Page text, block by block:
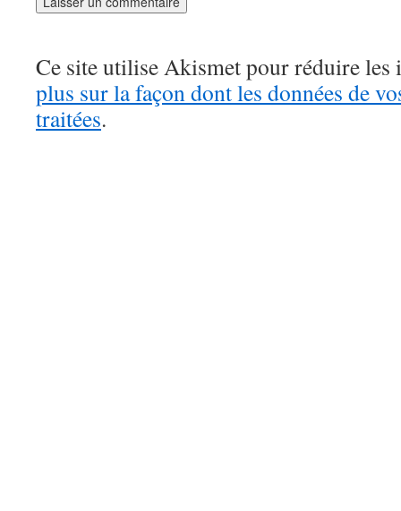
Ce site utilise Akismet pour réduire les
plus sur la façon dont les données de
traitées.